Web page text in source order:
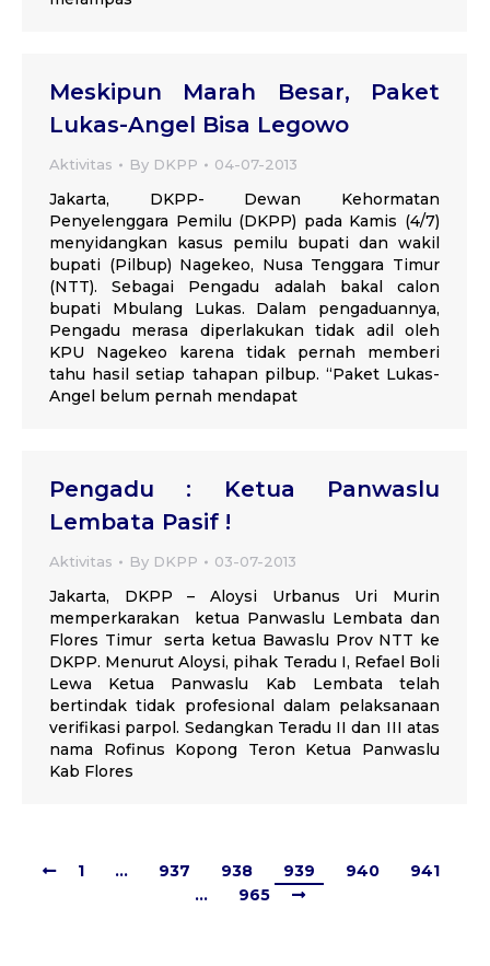
Meskipun Marah Besar, Paket
Lukas-Angel Bisa Legowo
Aktivitas By DKPP 04-07-2013
Jakarta, DKPP- Dewan Kehormatan
Penyelenggara Pemilu (DKPP) pada Kamis (4/7)
menyidangkan kasus pemilu bupati dan wakil
bupati (Pilbup) Nagekeo, Nusa Tenggara Timur
(NTT). Sebagai Pengadu adalah bakal calon
bupati Mbulang Lukas. Dalam pengaduannya,
Pengadu merasa diperlakukan tidak adil oleh
KPU Nagekeo karena tidak pernah memberi
tahu hasil setiap tahapan pilbup. “Paket Lukas-
Angel belum pernah mendapat
Pengadu : Ketua Panwaslu
Lembata Pasif !
Aktivitas By DKPP 03-07-2013
Jakarta, DKPP – Aloysi Urbanus Uri Murin
memperkarakan ketua Panwaslu Lembata dan
Flores Timur serta ketua Bawaslu Prov NTT ke
DKPP. Menurut Aloysi, pihak Teradu I, Refael Boli
Lewa Ketua Panwaslu Kab Lembata telah
bertindak tidak profesional dalam pelaksanaan
verifikasi parpol. Sedangkan Teradu II dan III atas
nama Rofinus Kopong Teron Ketua Panwaslu
Kab Flores
1 … 937 938 939 940
941
…
965